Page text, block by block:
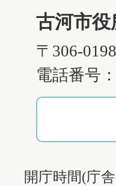
古河市役
〒306-
電話番号
開庁時間(庁